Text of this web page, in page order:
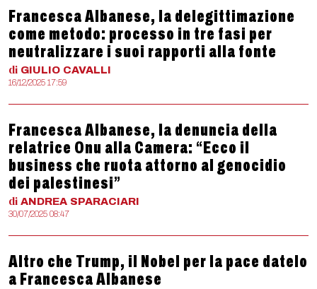
Francesca Albanese, la delegittimazione
come metodo: processo in tre fasi per
neutralizzare i suoi rapporti alla fonte
di GIULIO CAVALLI
16/12/2025 17:59
Francesca Albanese, la denuncia della
relatrice Onu alla Camera: “Ecco il
business che ruota attorno al genocidio
dei palestinesi”
di ANDREA SPARACIARI
30/07/2025 08:47
Altro che Trump, il Nobel per la pace datelo
a Francesca Albanese